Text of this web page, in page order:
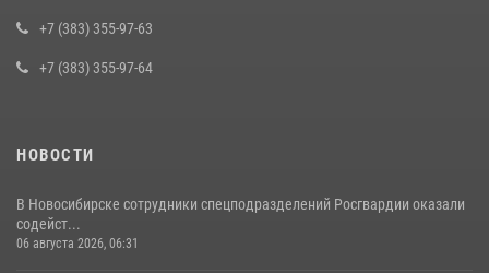
в сфере страхования
29 июля 2026, 05:19
+7 (383) 355-97-63
+7 (383) 355-97-64
НОВОСТИ
В Новосибирске сотрудники спецподразделений Росгвардии оказали
содейст...
06 августа 2026, 06:31